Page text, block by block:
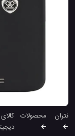
نتران محصولات کالای